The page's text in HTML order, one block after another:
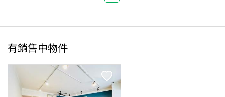
有銷售中物件